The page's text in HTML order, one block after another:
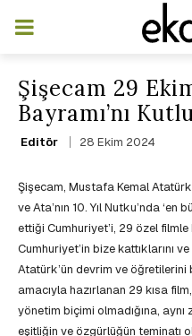
Şişecam 29
Bayramı’nı
Editör 28 Ekim 2024
Şişecam, Mustafa Kemal
ve Ata’nın 10. Yıl Nutku’nda
ettiği Cumhuriyet’i, 29 özel filmle
Cumhuriyet’in bize kattıklarını
Atatürk’ün devrim ve
amacıyla hazırlanan 29 kısa
yönetim biçimi olmadığına, aynı
eşitliğin ve özgürlüğün teminatı